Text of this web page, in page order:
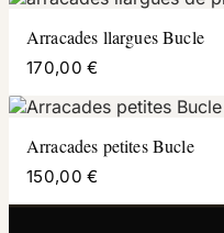
Arracades llargues Bucle
170,00 €
Arracades petites Bucle
150,00 €